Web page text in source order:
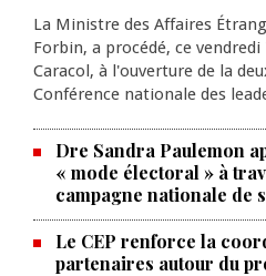
La Ministre des Affaires
Forbin, a procédé, ce vendredi
Caracol, à l'ouverture de la
Conférence nationale des
Dre Sandra Paulemon
« mode électoral » à
campagne nationale de
Le CEP renforce la
partenaires autour du